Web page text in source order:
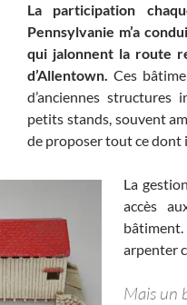
La participation
Pennsylvanie m’a
qui jalonnent la route
d’Allentown. Ces
d’anciennes
petits stands, souvent
de proposer tout ce dont
La
accès
arpenter
Mais un